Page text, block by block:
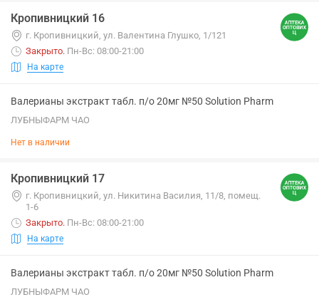
Кропивницкий 16
г. Кропивницкий, ул. Валентина Глушко, 1/121
Закрыто. Пн-Вс: 08:00-21:00
На карте
Валерианы экстракт табл. п/о 20мг №50 Solution Pharm
ЛУБНЫФАРМ ЧАО
Нет в наличии
Кропивницкий 17
г. Кропивницкий, ул. Никитина Василия, 11/8, помещ.
1-6
Закрыто. Пн-Вс: 08:00-21:00
На карте
Валерианы экстракт табл. п/о 20мг №50 Solution Pharm
ЛУБНЫФАРМ ЧАО